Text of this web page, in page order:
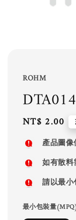
ROHM
Regular
price
NT$ 2.00
產品圖
如有散
請以最
最小包裝量